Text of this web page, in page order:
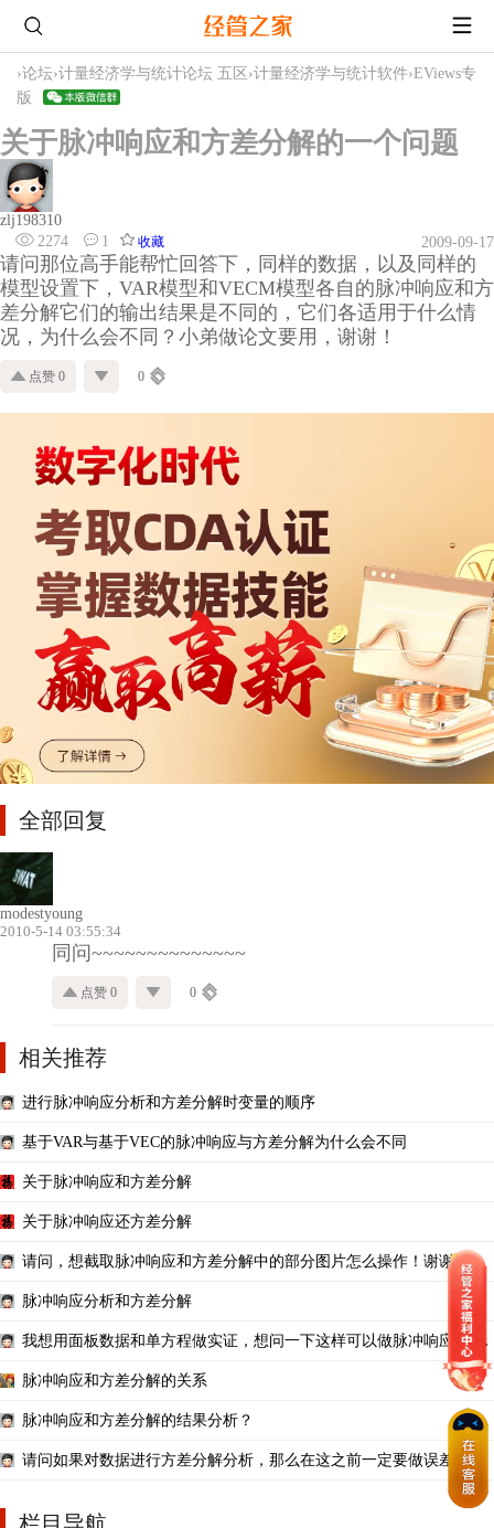
›论坛›计量经济学与统计论坛 五区 ›计量经济学与统计软件›EViews专
版
关于脉冲响应和方差分解的一个问题
zlj198310
2274
1 收藏 2009-09-17
请问那位高手能帮忙回答下，同样的数据，以及同样的
模型设置下，VAR模型和VECM模型各自的脉冲响应和方
差分解它们的输出结果是不同的，它们各适用于什么情
况，为什么会不同？小弟做论文要用，谢谢！
点赞 0 0
全部回复
modestyoung
2010-5-14 03:55:34
同问~~~~~~~~~~~~~~
点赞 0 0
相关推荐
进行脉冲响应分析和方差分解时变量的顺序
基于VAR与基于VEC的脉冲响应与方差分解为什么会不同
关于脉冲响应和方差分解
关于脉冲响应还方差分解
请问，想截取脉冲响应和方差分解中的部分图片怎么操作！谢谢！
脉冲响应分析和方差分解
我想用面板数据和单方程做实证，想问一下这样可以做脉冲响应和方
脉冲响应和方差分解的关系
脉冲响应和方差分解的结果分析？
请问如果对数据进行方差分解分析，那么在这之前一定要做误差修正